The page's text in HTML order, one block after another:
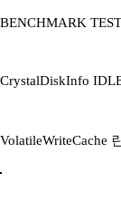
BENCHMARK TEST
CrystalDiskInfo
VolatileWriteCache